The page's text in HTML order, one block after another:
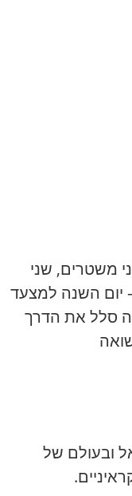
משטרים, שני
בספטמבר – יום השנה למצעד
נאצי בברסט ב-1939 – זה סלל את הדרך
ובעולם של